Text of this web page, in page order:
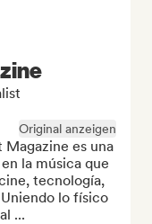
Original anzeigen
Magazine es una
la música que
tecnología,
lo físico
...